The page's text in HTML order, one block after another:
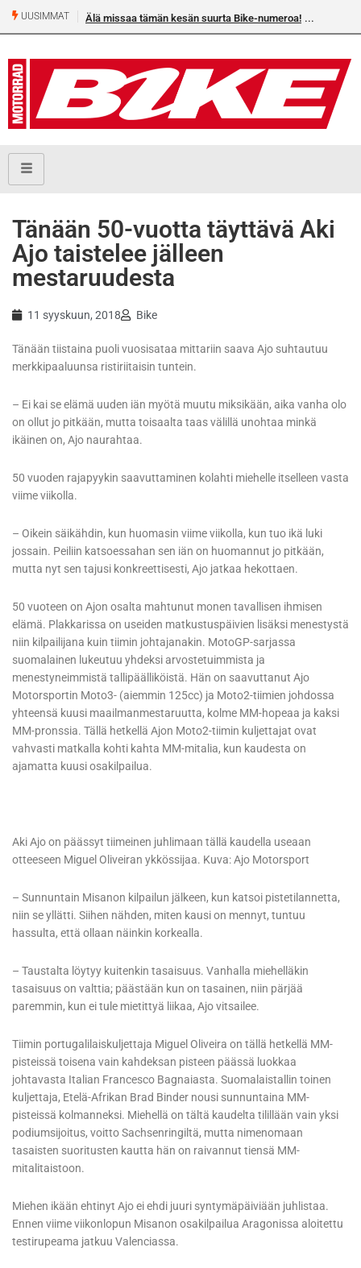
UUSIMMAT Älä missaa tämän kesän suurta Bike-numeroa!
Tänään 50-vuotta täyttävä Aki
Ajo taistelee jälleen
mestaruudesta
11 syyskuun, 2018 Bike
Tänään tiistaina puoli vuosisataa mittariin saava Ajo suhtautuu
merkkipaaluunsa ristiriitaisin tuntein.
– Ei kai se elämä uuden iän myötä muutu miksikään, aika vanha olo
on ollut jo pitkään, mutta toisaalta taas välillä unohtaa minkä
ikäinen on, Ajo naurahtaa.
50 vuoden rajapyykin saavuttaminen kolahti miehelle itselleen vasta
viime viikolla.
– Oikein säikähdin, kun huomasin viime viikolla, kun tuo ikä luki
jossain. Peiliin katsoessahan sen iän on huomannut jo pitkään,
mutta nyt sen tajusi konkreettisesti, Ajo jatkaa hekottaen.
50 vuoteen on Ajon osalta mahtunut monen tavallisen ihmisen
elämä. Plakkarissa on useiden matkustuspäivien lisäksi menestystä
niin kilpailijana kuin tiimin johtajanakin. MotoGP-sarjassa
suomalainen lukeutuu yhdeksi arvostetuimmista ja
menestyneimmistä tallipäälliköistä. Hän on saavuttanut Ajo
Motorsportin Moto3- (aiemmin 125cc) ja Moto2-tiimien johdossa
yhteensä kuusi maailmanmestaruutta, kolme MM-hopeaa ja kaksi
MM-pronssia. Tällä hetkellä Ajon Moto2-tiimin kuljettajat ovat
vahvasti matkalla kohti kahta MM-mitalia, kun kaudesta on
ajamatta kuusi osakilpailua.
Aki Ajo on päässyt tiimeinen juhlimaan tällä kaudella useaan
otteeseen Miguel Oliveiran ykkössijaa. Kuva: Ajo Motorsport
– Sunnuntain Misanon kilpailun jälkeen, kun katsoi pistetilannetta,
niin se yllätti. Siihen nähden, miten kausi on mennyt, tuntuu
hassulta, että ollaan näinkin korkealla.
– Taustalta löytyy kuitenkin tasaisuus. Vanhalla miehelläkin
tasaisuus on valttia; päästään kun on tasainen, niin pärjää
paremmin, kun ei tule mietittyä liikaa, Ajo vitsailee.
Tiimin portugalilaiskuljettaja Miguel Oliveira on tällä hetkellä MM-
pisteissä toisena vain kahdeksan pisteen päässä luokkaa
johtavasta Italian Francesco Bagnaiasta. Suomalaistallin toinen
kuljettaja, Etelä-Afrikan Brad Binder nousi sunnuntaina MM-
pisteissä kolmanneksi. Miehellä on tältä kaudelta tilillään vain yksi
podiumsijoitus, voitto Sachsenringiltä, mutta nimenomaan
tasaisten suoritusten kautta hän on raivannut tiensä MM-
mitalitaistoon.
Miehen ikään ehtinyt Ajo ei ehdi juuri syntymäpäiviään juhlistaa.
Ennen viime viikonlopun Misanon osakilpailua Aragonissa aloitettu
testirupeama jatkuu Valenciassa.